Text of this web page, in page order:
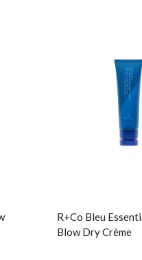
R+Co Bleu
Blow Dry Crème